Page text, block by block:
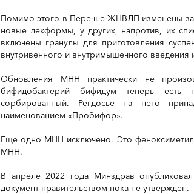
Помимо этого в Перечне ЖНВЛП изменены
новые лекформы, у других, напротив, их
включены гранулы для приготовления
внутривенного и внутримышечного введения
Обновления МНН практически не
бифидобактерий бифидум теперь есть
сорбированный. Регдосье на него
наименованием «Пробифор».
Еще одно МНН исключено. Это
МНН.
В апреле 2022 года Минздрав
документ правительством пока не утвержден.